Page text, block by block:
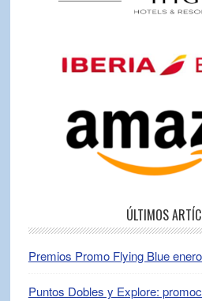
ÚLTIMOS
Premios Promo Flying Blue
Puntos Dobles y Explore: